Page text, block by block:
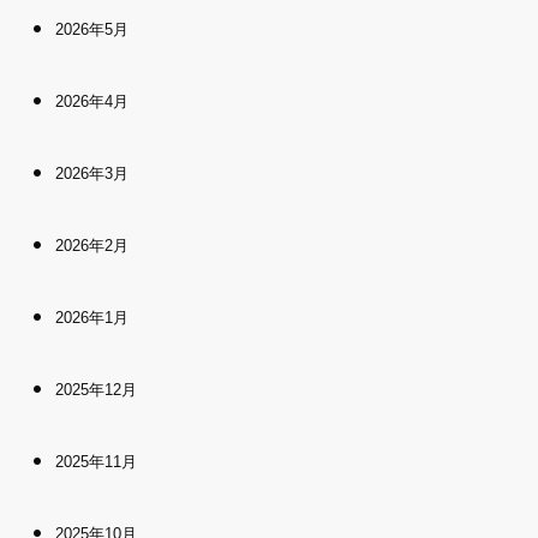
2026年5月
2026年4月
2026年3月
2026年2月
2026年1月
2025年12月
2025年11月
2025年10月